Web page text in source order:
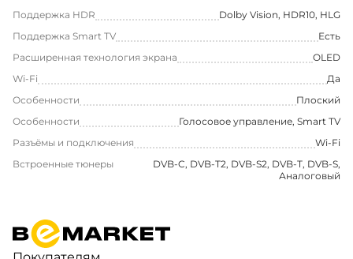
Поддержка HDR
Dolby Vision, HDR10, HLG
Поддержка Smart TV
Есть
Расширенная технология экрана
OLED
Wi-Fi
Да
Особенности
Плоский
Особенности
Голосовое управление, Smart TV
Разъёмы и подключения
Wi-Fi
Встроенные тюнеры
DVB-C, DVB-T2, DVB-S2, DVB-T, DVB-S,
Аналоговый